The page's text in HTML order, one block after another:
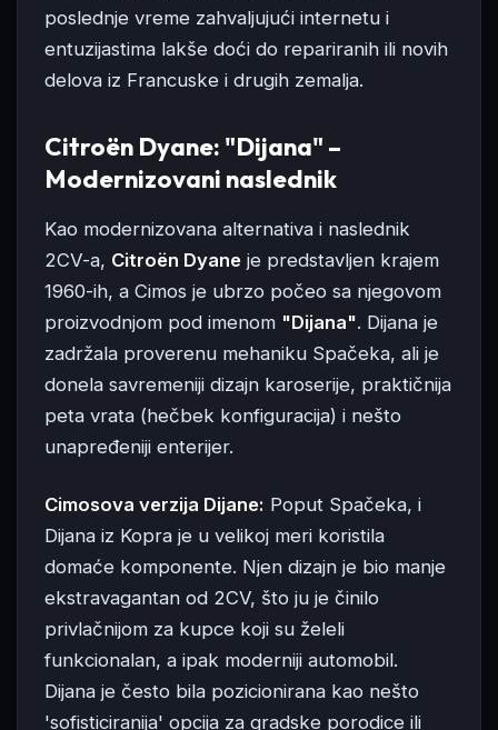
poslednje vreme zahvaljujući internetu i
entuzijastima lakše doći do repariranih ili novih
delova iz Francuske i drugih zemalja.
Citroën Dyane: "Dijana" –
Modernizovani naslednik
Kao modernizovana alternativa i naslednik
2CV-a, Citroën Dyane je predstavljen krajem
1960-ih, a Cimos je ubrzo počeo sa njegovom
proizvodnjom pod imenom "Dijana". Dijana je
zadržala proverenu mehaniku Spačeka, ali je
donela savremeniji dizajn karoserije, praktičnija
peta vrata (hečbek konfiguracija) i nešto
unapređeniji enterijer.
Cimosova verzija Dijane: Poput Spačeka, i
Dijana iz Kopra je u velikoj meri koristila
domaće komponente. Njen dizajn je bio manje
ekstravagantan od 2CV, što ju je činilo
privlačnijom za kupce koji su želeli
funkcionalan, a ipak moderniji automobil.
Dijana je često bila pozicionirana kao nešto
'sofisticiranija' opcija za gradske porodice ili